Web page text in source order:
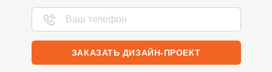
ЗАКАЗАТЬ ДИЗАЙН-ПРОЕКТ